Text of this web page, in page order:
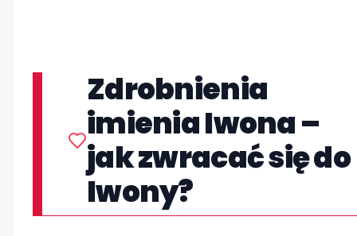
Zdrobnienia
imienia Iwona –
jak zwracać się do
Iwony?